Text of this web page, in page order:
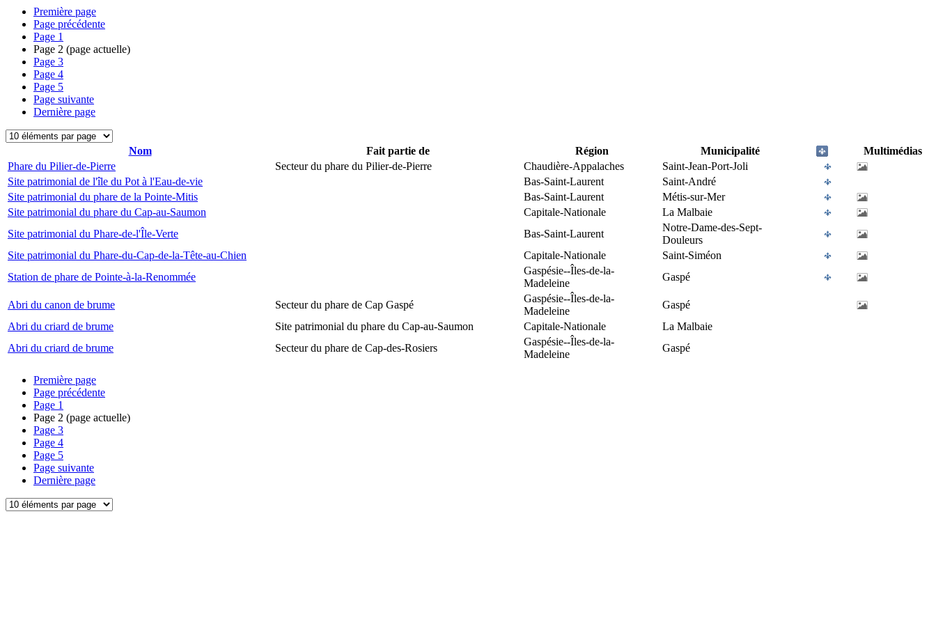
Première page
Page précédente
Page 1
Page 2 (page actuelle)
Page 3
Page 4
Page 5
Page suivante
Dernière page
Nom Fait partie de Région Municipalité
Multimédias
Phare du Pilier-de-Pierre
Secteur du phare du Pilier-de-Pierre Chaudière-Appalaches
Saint-Jean-Port-Joli
Site patrimonial de l'île du Pot à l'Eau-de-vie
Bas-Saint-Laurent
Saint-André
Site patrimonial du phare de la Pointe-Mitis
Bas-Saint-Laurent
Métis-sur-Mer
Site patrimonial du phare du Cap-au-Saumon
Capitale-Nationale
La Malbaie
Site patrimonial du Phare-de-l'Île-Verte
Bas-Saint-Laurent
Notre-Dame-des-Sept-
Douleurs
Site patrimonial du Phare-du-Cap-de-la-Tête-au-Chien
Capitale-Nationale
Saint-Siméon
Station de phare de Pointe-à-la-Renommée
Gaspésie--Îles-de-la-
Madeleine
Gaspé
Abri du canon de brume Secteur du phare de Cap Gaspé
Gaspésie--Îles-de-la-
Madeleine
Gaspé
Abri du criard de brume
Site patrimonial du phare du Cap-au-Saumon Capitale-Nationale
La Malbaie
Abri du criard de brume
Secteur du phare de Cap-des-Rosiers
Gaspésie--Îles-de-la-
Madeleine
Gaspé
Première page
Page précédente
Page 1
Page 2 (page actuelle)
Page 3
Page 4
Page 5
Page suivante
Dernière page